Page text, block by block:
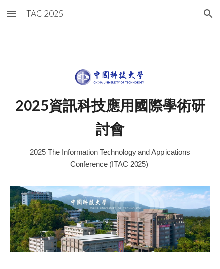
Skip to main content Skip to navigation
ITAC 2025
2025資訊科技應用國際學術研
討會
2025 The Information Technology and Applications
Conference (ITAC 2025)